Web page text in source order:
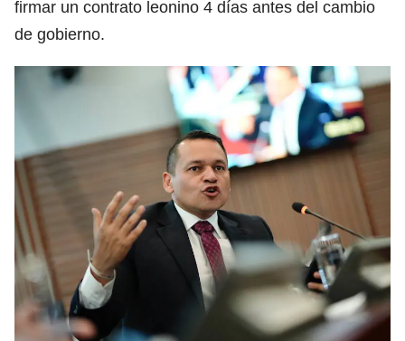
firmar un contrato leonino 4 días antes del cambio
de gobierno.